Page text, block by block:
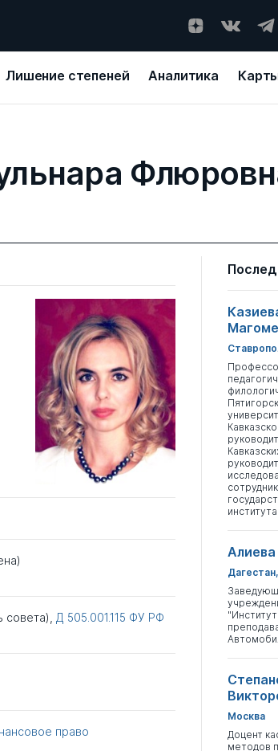
Лишение степеней Аналитика
совета), Д 505.001.115 ФУ РФ
право
института
Алиева
Москва
Доцент
методов